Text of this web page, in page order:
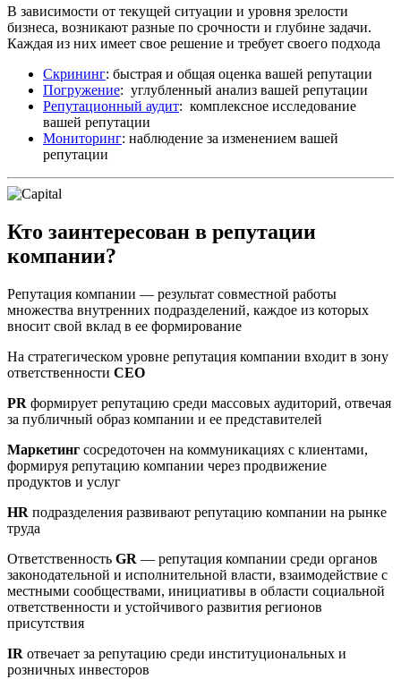
В зависимости от текущей ситуации и уровня зрелости
бизнеса, возникают разные по срочности и глубине задачи.
Каждая из них имеет свое решение и требует своего подхода
Скрининг: быстрая и общая оценка вашей репутации
Погружение: углубленный анализ вашей репутации
Репутационный аудит: комплексное исследование
вашей репутации
Мониторинг: наблюдение за изменением вашей
репутации
Кто заинтересован в репутации
компании?
Репутация компании — результат совместной работы
множества внутренних подразделений, каждое из которых
вносит свой вклад в ее формирование
На стратегическом уровне репутация компании входит в зону
ответственности CEO
PR формирует репутацию среди массовых аудиторий, отвечая
за публичный образ компании и ее представителей
Маркетинг сосредоточен на коммуникациях с клиентами,
формируя репутацию компании через продвижение
продуктов и услуг
HR подразделения развивают репутацию компании на рынке
труда
Ответственность GR — репутация компании среди органов
законодательной и исполнительной власти, взаимодействие с
местными сообществами, инициативы в области социальной
ответственности и устойчивого развития регионов
присутствия
IR отвечает за репутацию среди институциональных и
розничных инвесторов